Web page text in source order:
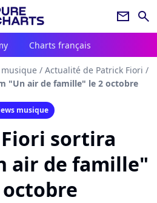
newsletter search
Charts français
musique / Actualité de Patrick Fiori /
"Un air de famille" le 2 octobre
musique
sortira
air de famille"
octobre